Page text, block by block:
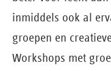
inmiddels ook al
groepen en
Workshops met